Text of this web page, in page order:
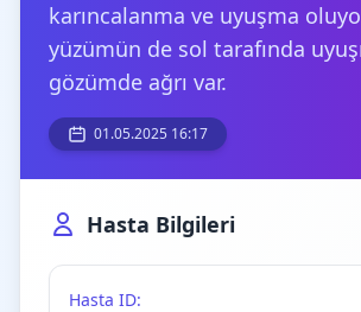
karıncalanma ve uyuşma
yüzümün de sol tarafında
gözümde ağrı var.
01.05.2025 16:17
Hasta Bilgileri
Hasta ID: